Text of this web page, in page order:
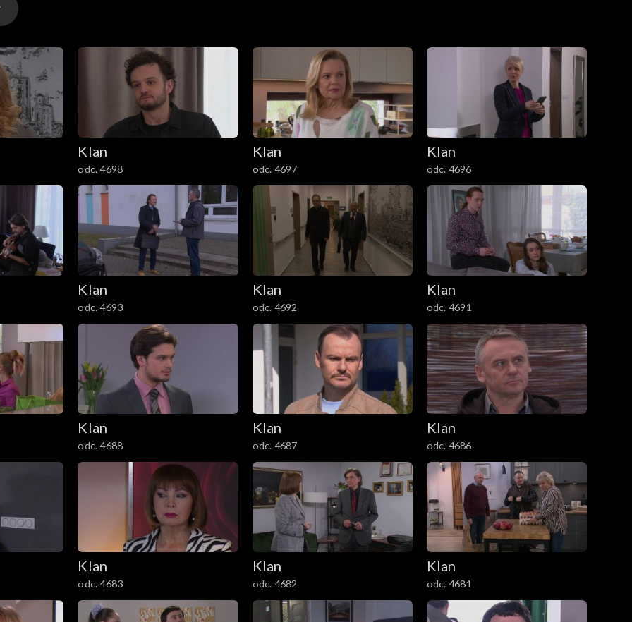
z daleka.
Klan
odc. 4698
Klan
odc. 4697
Klan
odc. 4696
Klan
odc. 4693
Klan
odc. 4692
Klan
odc. 4691
Klan
odc. 4688
Klan
odc. 4687
Klan
odc. 4686
Klan
odc. 4683
Klan
odc. 4682
Klan
odc. 4681